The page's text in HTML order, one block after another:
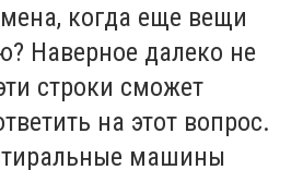
когда еще вещи
Наверное далеко не
строки сможет
на этот вопрос.
машины